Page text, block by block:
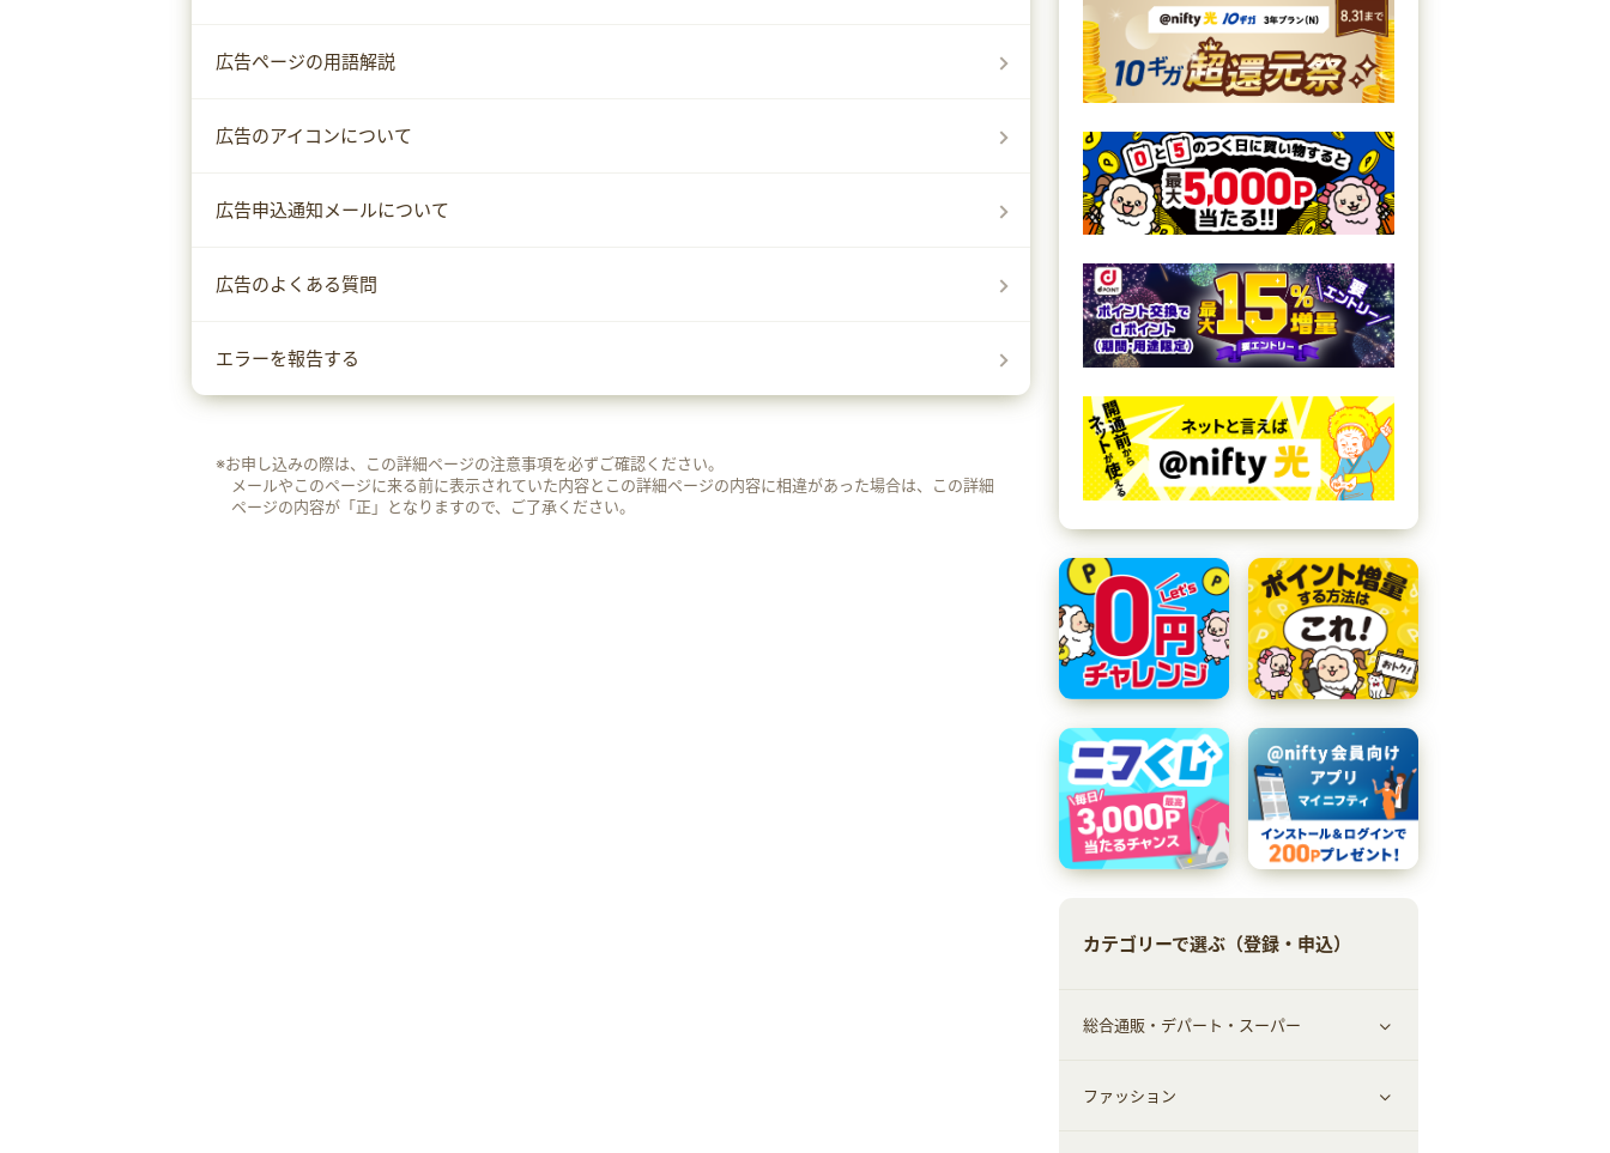
広告ページの用語解説
広告のアイコンについて
広告申込通知メールについて
広告のよくある質問
エラーを報告する
※お申し込みの際は、この詳細ページの注意事項を必ずご確認ください。
メールやこのページに来る前に表示されていた内容とこの詳細ページの内容に相違があった場合は、この詳細
ページの内容が「正」となりますので、ご了承ください。
カテゴリーで選ぶ（登録・申込）
総合通販・デパート・スーパー
すべて見る
ファッション